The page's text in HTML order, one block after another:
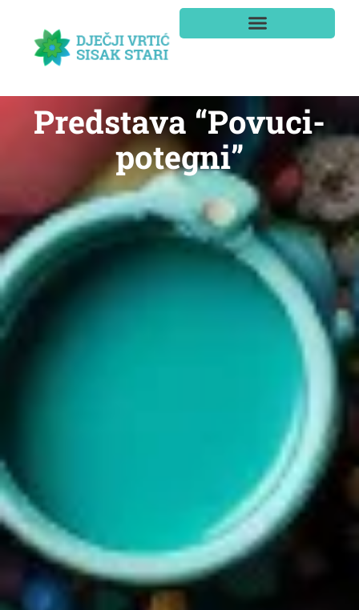
Predstava “Povuci-
potegni”